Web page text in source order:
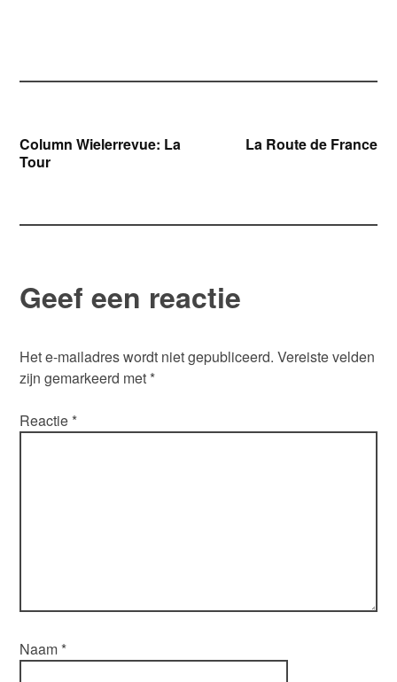
Bericht
navigatie
Column Wielerrevue: La
Tour
La Route de France
Geef een reactie
Het e-mailadres wordt niet gepubliceerd. Vereiste velden
zijn gemarkeerd met *
Reactie *
Naam *